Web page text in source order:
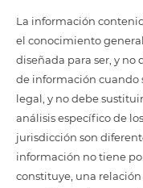
La información
el conocimiento
diseñada para ser, y no
de información cuando
legal, y no debe
análisis específico de
jurisdicción son
información no tiene
constituye, una